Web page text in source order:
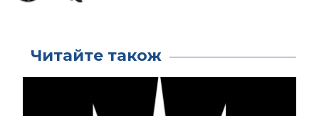
Читайте також